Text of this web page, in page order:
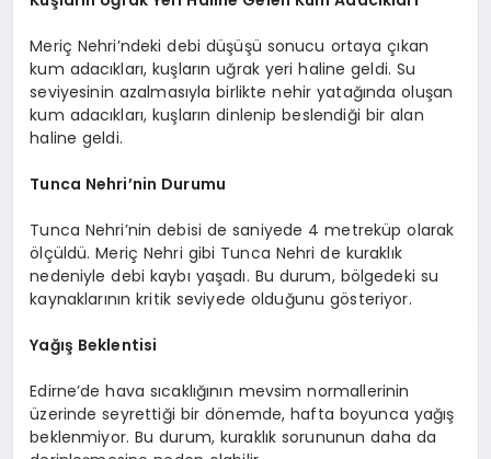
Meriç Nehri’ndeki debi düşüşü sonucu ortaya çıkan
kum adacıkları, kuşların uğrak yeri haline geldi. Su
seviyesinin azalmasıyla birlikte nehir yatağında oluşan
kum adacıkları, kuşların dinlenip beslendiği bir alan
haline geldi.
Tunca Nehri’nin Durumu
Tunca Nehri’nin debisi de saniyede 4 metreküp olarak
ölçüldü. Meriç Nehri gibi Tunca Nehri de kuraklık
nedeniyle debi kaybı yaşadı. Bu durum, bölgedeki su
kaynaklarının kritik seviyede olduğunu gösteriyor.
Yağış Beklentisi
Edirne’de hava sıcaklığının mevsim normallerinin
üzerinde seyrettiği bir dönemde, hafta boyunca yağış
beklenmiyor. Bu durum, kuraklık sorununun daha da